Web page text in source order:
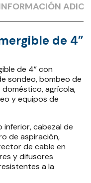
de 4”
de 4” con
sondeo, bombeo de
doméstico, agrícola,
y equipos de
inferior, cabezal de
de aspiración,
de cable en
y difusores
a la